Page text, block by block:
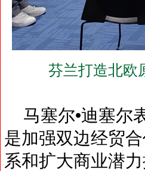
芬兰打造北欧
马塞尔•迪塞尔
是加强双边经贸
系和扩大商业潜